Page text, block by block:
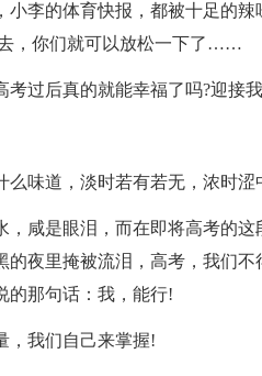
小李的体育快报，都被十足的
，你们就可以放松一下了……
考过后真的就能幸福了吗?迎
么味道，淡时若有若无，浓时
，咸是眼泪，而在即将高考的
的夜里掩被流泪，高考，我们
的那句话：我，能行!
，我们自己来掌握!